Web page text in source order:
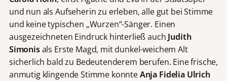
und nun als Aufseherin zu erleben, alle gut bei Stimme
und keine typischen „Wurzen“-Sänger. Einen
ausgezeichneten Eindruck hinterließ auch Judith
Simonisals Erste Magd, mit dunkel-weichem Alt
sicherlich bald zu Bedeutenderem berufen. Eine frische,
anmutig klingende Stimme konnteAnja Fidelia Ulrich